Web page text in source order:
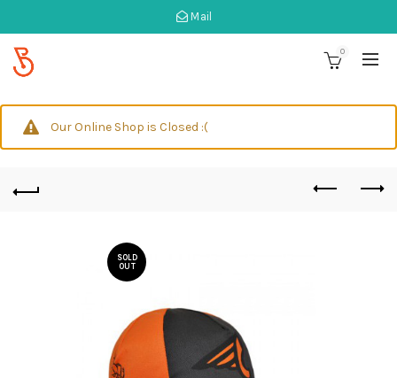
Mail
0
Our Online Shop is Closed :(
SOLD
OUT